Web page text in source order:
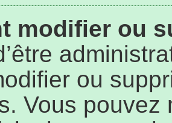
modifier ou
ou
Vous pouvez